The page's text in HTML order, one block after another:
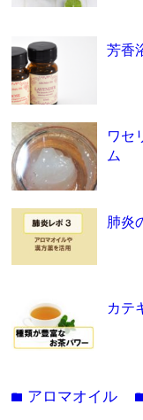
芳香
ワセ
ム
肺炎
カテ
folder アロマオイル